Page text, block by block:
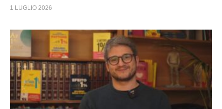
1 LUGLIO 2026